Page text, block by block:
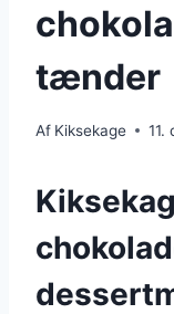
tænder
Af Kiksekage 11.